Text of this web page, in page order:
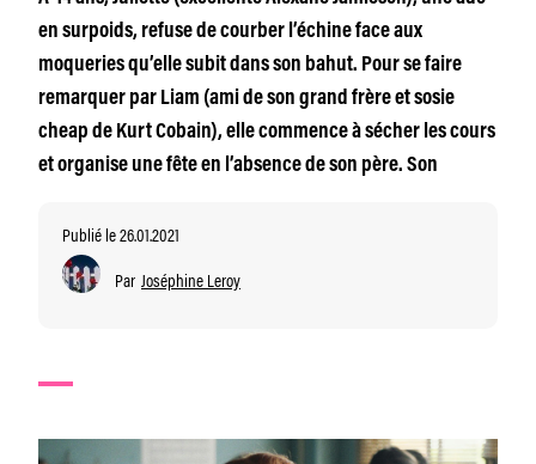
en surpoids, refuse de courber l’échine face aux
moqueries qu’elle subit dans son bahut. Pour se faire
remarquer par Liam (ami de son grand frère et sosie
cheap de Kurt Cobain), elle commence à sécher les cours
et organise une fête en l’absence de son père. Son
Publié le 26.01.2021
Par Joséphine Leroy